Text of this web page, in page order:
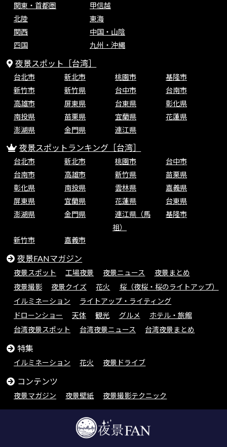
関東・首都圏
甲信越
北陸
東海
関西
中国・山陰
四国
九州・沖縄
夜景スポット［台湾］
台北市 新北市 桃園市
基隆市
新竹市
新竹県 台中市
台南市
高雄市
屏東県 台東県
彰化県
南投県
苗栗県 宜蘭県
花蓮県
澎湖県
金門県 連江県
夜景スポットランキング［台湾］
台北市 新北市 桃園市
台中市
台南市
高雄市 新竹県
苗栗県
彰化県
南投県 雲林県
嘉義県
屏東県
宜蘭県 花蓮県
台東県
澎湖県
金門県
連江県（馬
祖）
基隆市
新竹市 嘉義市
夜景FANマガジン
夜景スポット 工場夜景 夜景ニュース
夜景まとめ
夜景撮影
夜景クイズ 花火
桜（夜桜・桜のライトアップ）
イルミネーション
ライトアップ・ライティング
ドローンショー
天体 観光 グルメ
ホテル・旅館
台湾夜景スポット
台湾夜景ニュース 台湾夜景まとめ
特集
イルミネーション 花火 夜景ドライブ
コンテンツ
夜景マガジン 夜景壁紙 夜景撮影テクニック